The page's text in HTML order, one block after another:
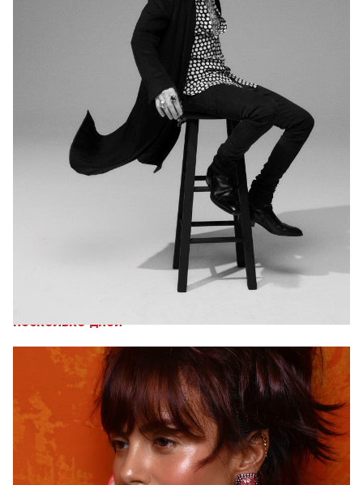
Напомним, также этот эфир украсит своим
выступлением и другая звезда, судья шоу Настя
впервые выйдет на сцену в
рамках собственного сольного проекта NK
исполнит свой первый сингл #этомояночь.
Вот так успех! Сольный клип Насти
несколько дней